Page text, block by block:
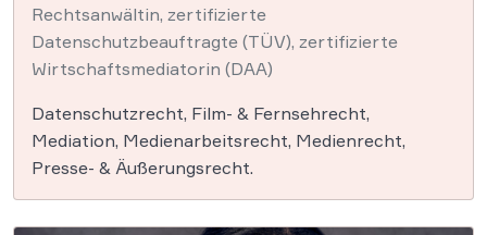
Rechtsanwältin, zertifizierte
Datenschutzbeauftragte (TÜV), zertifizierte
Wirtschaftsmediatorin (DAA)
Datenschutzrecht, Film- & Fernsehrecht,
Mediation, Medienarbeitsrecht, Medienrecht,
Presse- & Äußerungsrecht.